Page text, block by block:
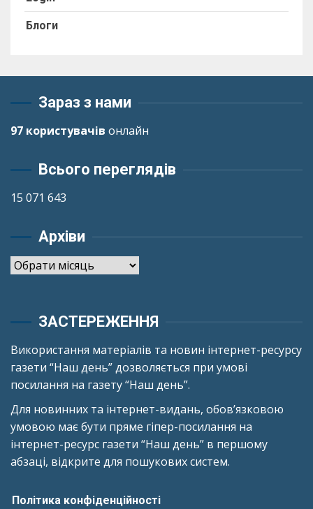
Блоги
Зараз з нами
97 користувачів онлайн
Всього переглядів
15 071 643
Архіви
Архіви
ЗАСТЕРЕЖЕННЯ
Використання матеріалів та новин інтернет-ресурсу
газети “Наш день” дозволяється при умові
посилання на газету “Наш день”.
Для новинних та інтернет-видань, обов’язковою
умовою має бути пряме гіпер-посилання на
інтернет-ресурс газети “Наш день” в першому
абзаці, відкрите для пошукових систем.
Політика конфіденційності